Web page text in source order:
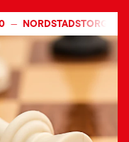
— NORDSTADSTORGET